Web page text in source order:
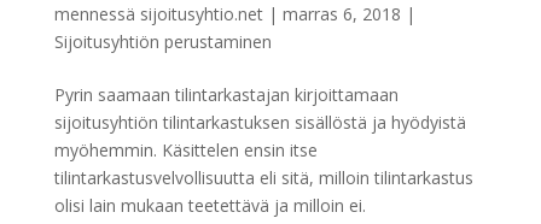
mennessä sijoitusyhtio.net| marras 6, 2018 |
Sijoitusyhtiön perustaminen
Pyrin saamaan tilintarkastajan kirjoittamaan
sijoitusyhtiön tilintarkastuksen sisällöstä ja hyödyistä
myöhemmin. Käsittelen ensin itse
tilintarkastusvelvollisuutta eli sitä, milloin tilintarkastus
olisi lain mukaan teetettävä ja milloin ei.